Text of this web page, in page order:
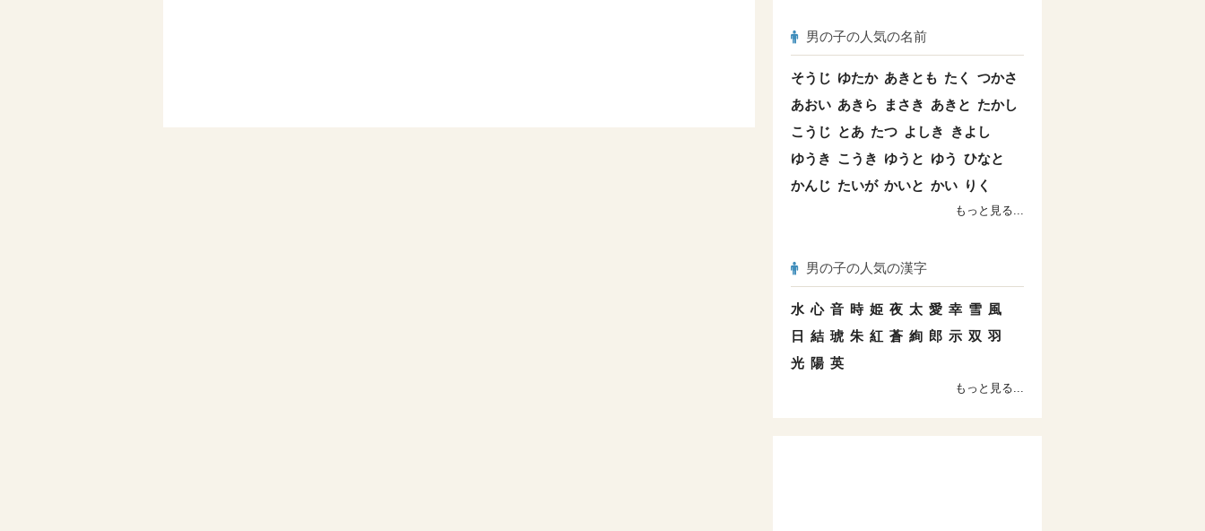
男の子の人気の名前
そうじ ゆたか あきとも たく
つかさ
あおい あきら まさき あきと たかし
こうじ とあ たつ よしき
きよし
ゆうき こうき ゆうと ゆう ひなと
かんじ たいが かいと かい りく
もっと見る...
男の子の人気の漢字
水 心 音 時 姫 夜 太 愛 幸 雪 風
日 結 琥 朱 紅 蒼 絢 郎 示 双 羽
光 陽 英
もっと見る...